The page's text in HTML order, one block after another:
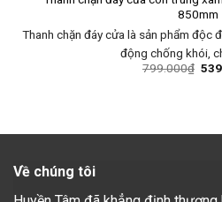
850mm
Thanh chặn đáy cửa là sản phẩm độc
động chống khói,
799.000₫
Về chúng tôi